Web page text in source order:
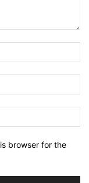
browser for the